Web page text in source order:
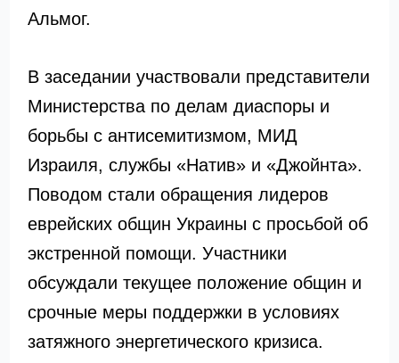
Альмог.
В заседании участвовали представители
Министерства по делам диаспоры и
борьбы с антисемитизмом, МИД
Израиля, службы «Натив» и «Джойнта».
Поводом стали обращения лидеров
еврейских общин Украины с просьбой об
экстренной помощи. Участники
обсуждали текущее положение общин и
срочные меры поддержки в условиях
затяжного энергетического кризиса.